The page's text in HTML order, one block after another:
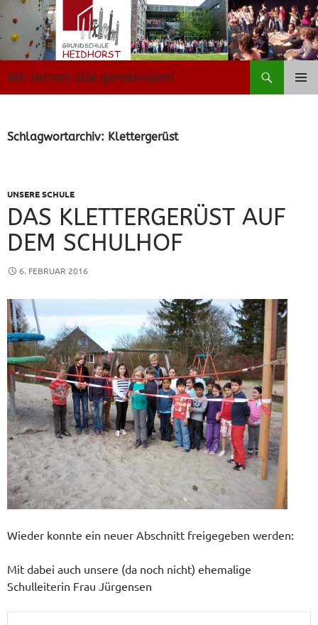
Zum
Inhalt
springen
Wir lernen alle gemeinsam!
Suchen
Schlagwortarchiv: Klettergerüst
UNSERE SCHULE
DAS KLETTERGERÜST AUF
DEM SCHULHOF
6. FEBRUAR 2016
Wieder konnte ein neuer Abschnitt freigegeben werden:
Mit dabei auch unsere (da noch nicht) ehemalige
Schulleiterin Frau Jürgensen